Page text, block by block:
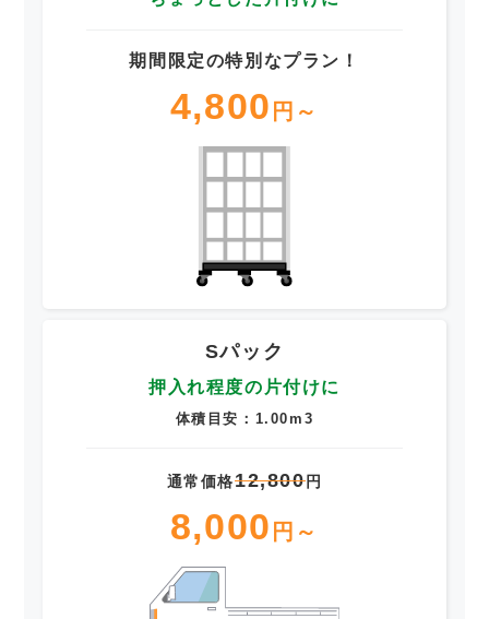
期間限定の特別なプラン！
4,800 円～
Sパック
押入れ程度の片付けに
体積目安：1.00m3
通常価格12,800円
8,000 円～